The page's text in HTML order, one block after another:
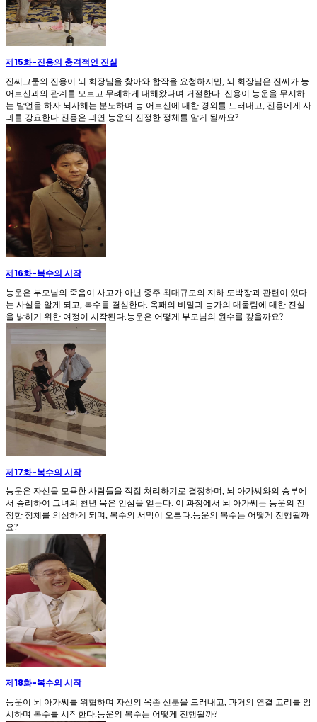
제15화-진용의 충격적인 진실
진씨그룹의 진용이 뇌 회장님을 찾아와 합작을 요청하지만, 뇌 회장님은 진씨가 능
어르신과의 관계를 모르고 무례하게 대해왔다며 거절한다. 진용이 능운을 무시하
는 발언을 하자 뇌사해는 분노하며 능 어르신에 대한 경외를 드러내고, 진용에게 사
과를 강요한다.진용은 과연 능운의 진정한 정체를 알게 될까요?
제16화-복수의 시작
능운은 부모님의 죽음이 사고가 아닌 중주 최대규모의 지하 도박장과 관련이 있다
는 사실을 알게 되고, 복수를 결심한다. 옥패의 비밀과 능가의 대물림에 대한 진실
을 밝히기 위한 여정이 시작된다.능운은 어떻게 부모님의 원수를 갚을까요?
제17화-복수의 시작
능운은 자신을 모욕한 사람들을 직접 처리하기로 결정하며, 뇌 아가씨와의 승부에
서 승리하여 그녀의 천년 묵은 인삼을 얻는다. 이 과정에서 뇌 아가씨는 능운의 진
정한 정체를 의심하게 되며, 복수의 서막이 오른다.능운의 복수는 어떻게 진행될까
요?
제18화-복수의 시작
능운이 뇌 아가씨를 위협하며 자신의 옥존 신분을 드러내고, 과거의 연결 고리를 암
시하며 복수를 시작한다.능운의 복수는 어떻게 진행될까?